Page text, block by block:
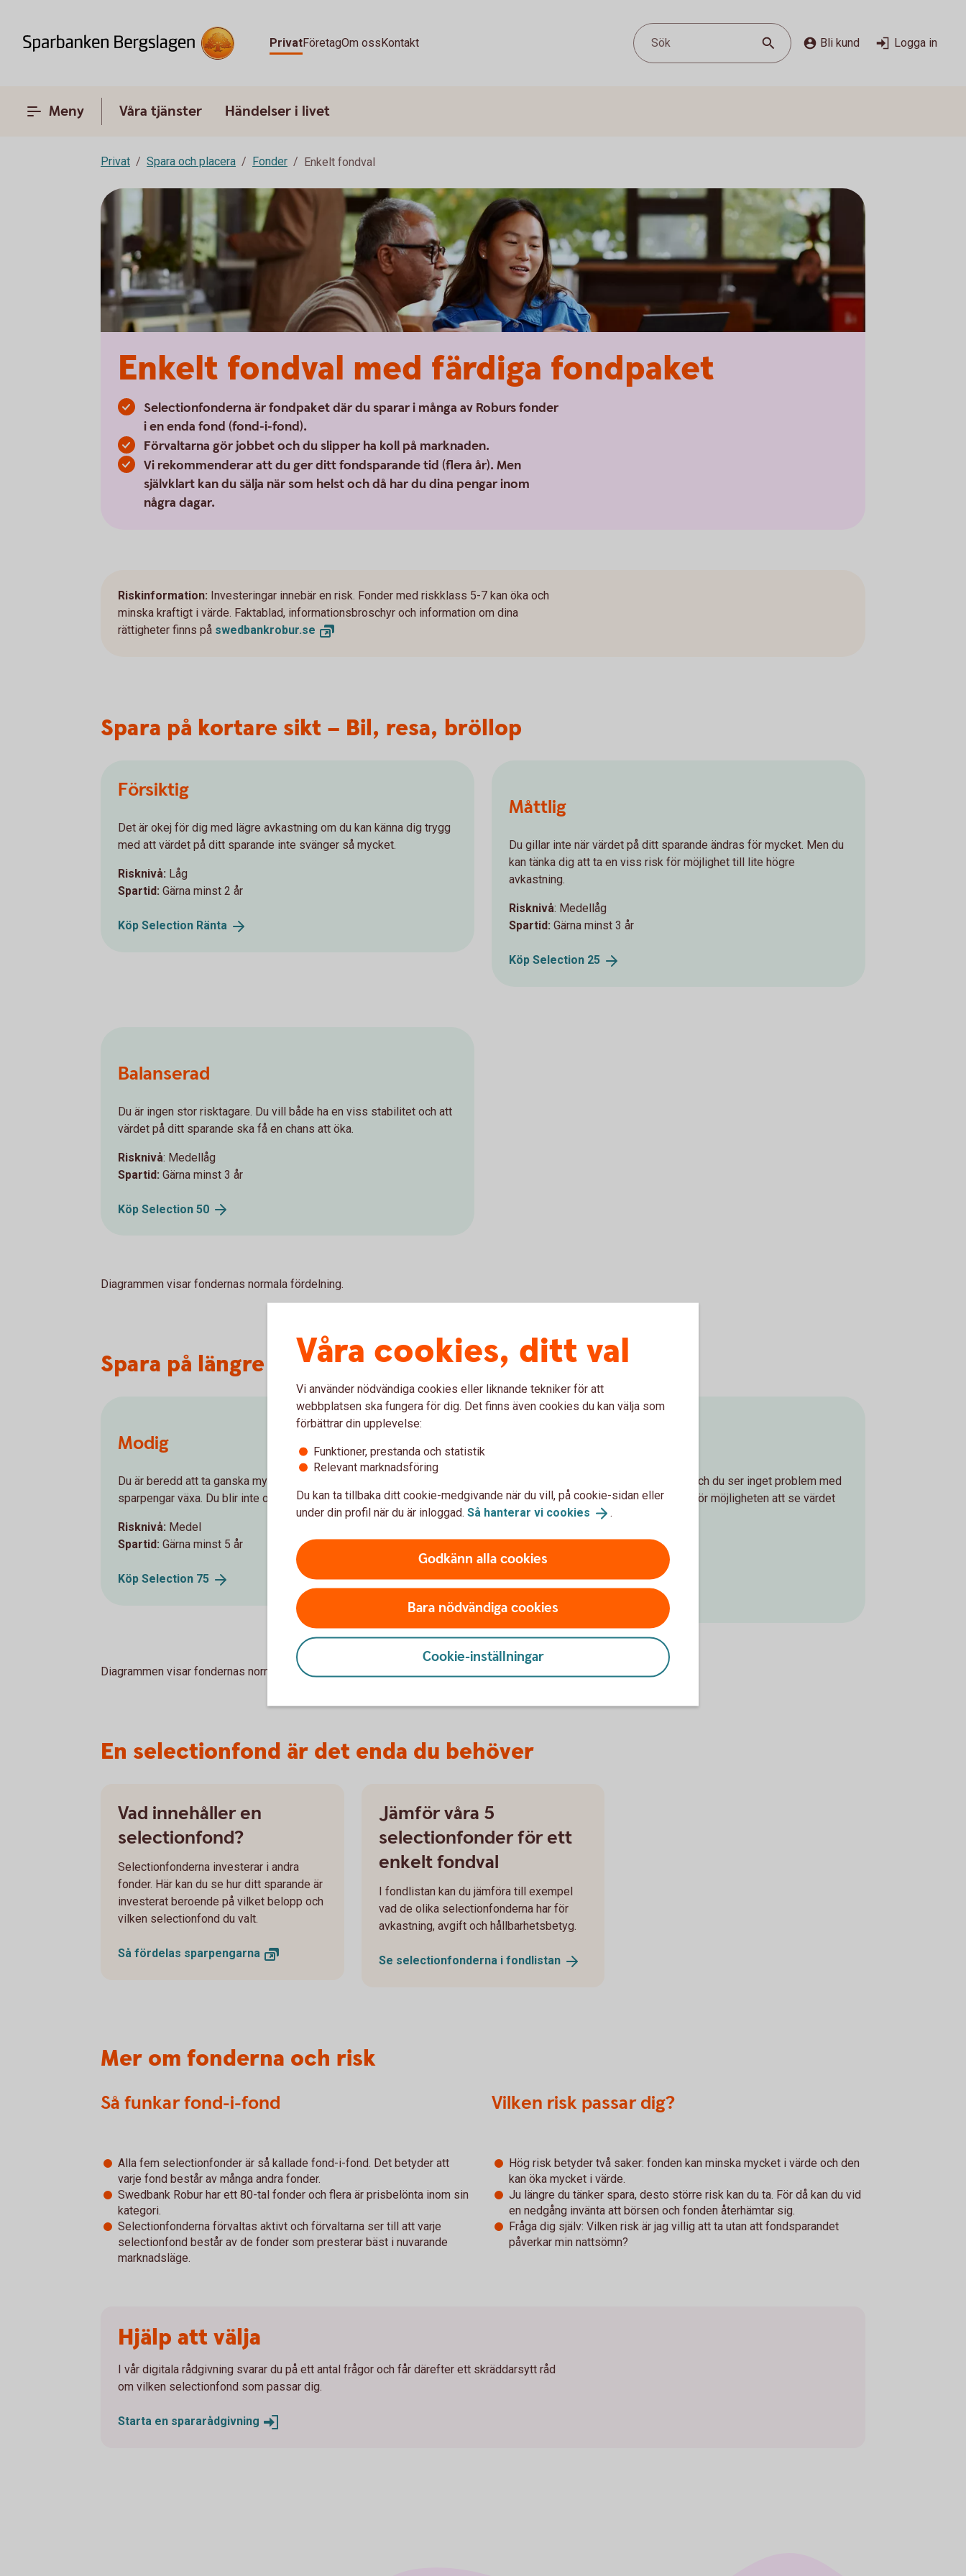
PrivatFöretagOm ossKontakt Sök Bli kund Logga in
Meny Våra tjänster Händelser i livet
Privat Spara och placera Fonder Enkelt fondval
Enkelt fondval med färdiga fondpaket
Selectionfonderna är fondpaket där du sparar i många av Roburs fonder
i en enda fond (fond-i-fond).
Förvaltarna gör jobbet och du slipper ha koll på marknaden.
Vi rekommenderar att du ger ditt fondsparande tid (flera år). Men
självklart kan du sälja när som helst och då har du dina pengar inom
några dagar.
Riskinformation: Investeringar innebär en risk. Fonder med riskklass 5-7 kan öka och
minska kraftigt i värde. Faktablad, informationsbroschyr och information om dina
rättigheter finns på swedbankrobur.se
Spara på kortare sikt – Bil, resa, bröllop
Försiktig
Det är okej för dig med lägre avkastning om du kan känna dig trygg
med att värdet på ditt sparande inte svänger så mycket.
Risknivå: Låg
Spartid: Gärna minst 2 år
Köp Selection Ränta
Måttlig
Du gillar inte när värdet på ditt sparande ändras för mycket. Men du
kan tänka dig att ta en viss risk för möjlighet till lite högre
avkastning.
Risknivå: Medellåg
Spartid: Gärna minst 3 år
Köp Selection 25
Balanserad
Du är ingen stor risktagare. Du vill både ha en viss stabilitet och att
värdet på ditt sparande ska få en chans att öka.
Risknivå: Medellåg
Spartid: Gärna minst 3 år
Köp Selection 50
Diagrammen visar fondernas normala fördelning.
Spara på längre sikt – Handpenning, barn, pension
Modig
Du är beredd att ta ganska mycket risk för möjligheten att se dina
sparpengar växa. Du blir inte orolig när börsen går upp och ned.
Risknivå: Medel
Spartid: Gärna minst 5 år
Köp Selection 75
För dig är det avkastning som gäller och du ser inget problem med
att riskera en del av dina sparpengar för möjligheten att se värdet
gå upp.
Spartid:
Diagrammen visar fondernas normala fördelning.
En selectionfond är det enda du behöver
Vad innehåller en
selectionfond?
Selectionfonderna investerar i andra
fonder. Här kan du se hur ditt sparande är
investerat beroende på vilket belopp och
vilken selectionfond du valt.
Så fördelas sparpengarna
Jämför våra 5
selectionfonder för ett
enkelt fondval
I fondlistan kan du jämföra till exempel
vad de olika selectionfonderna har för
avkastning, avgift och hållbarhetsbetyg.
Se selectionfonderna i fondlistan
Mer om fonderna och risk
Så funkar fond-i-fond
Alla fem selectionfonder är så kallade fond-i-fond. Det betyder att
varje fond består av många andra fonder.
Swedbank Robur har ett 80-tal fonder och flera är prisbelönta inom sin
kategori.
Selectionfonderna förvaltas aktivt och förvaltarna ser till att varje
selectionfond består av de fonder som presterar bäst i nuvarande
marknadsläge.
Vilken risk passar dig?
Hög risk betyder två saker: fonden kan minska mycket i värde och den
kan öka mycket i värde.
Ju längre du tänker spara, desto större risk kan du ta. För då kan du vid
en nedgång invänta att börsen och fonden återhämtar sig.
Fråga dig själv: Vilken risk är jag villig att ta utan att fondsparandet
påverkar min nattsömn?
Hjälp att välja
I vår digitala rådgivning svarar du på ett antal frågor och får därefter ett skräddarsytt råd
om vilken selectionfond som passar dig.
Starta en spararådgivning
Våra cookies, ditt val
Vi använder nödvändiga cookies eller liknande tekniker för att
webbplatsen ska fungera för dig. Det finns även cookies du kan välja som
förbättrar din upplevelse:
Funktioner, prestanda och statistik
Relevant marknadsföring
Du kan ta tillbaka ditt cookie-medgivande när du vill, på cookie-sidan eller
under din profil när du är inloggad. Så hanterar vi cookies .
Godkänn alla cookies
Bara nödvändiga cookies
Cookie-inställningar